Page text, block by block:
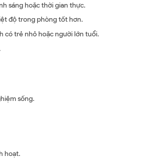
sáng hoặc thời gian thực.
độ trong phòng tốt hơn.
có trẻ nhỏ hoặc người lớn tuổi.
sống.
hoạt.